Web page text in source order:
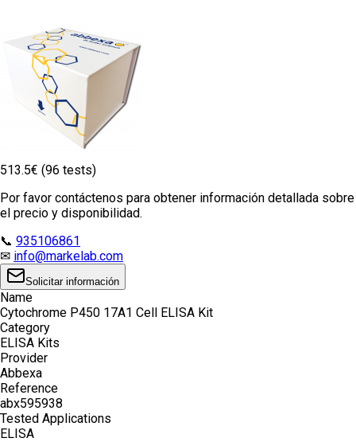
513.5€ (96 tests)
Por favor contáctenos para obtener información detallada sobre
el precio y disponibilidad.
📞 935106861
✉ info@markelab.com
Solicitar información
Name
Cytochrome P450 17A1 Cell ELISA Kit
Category
ELISA Kits
Provider
Abbexa
Reference
abx595938
Tested Applications
ELISA